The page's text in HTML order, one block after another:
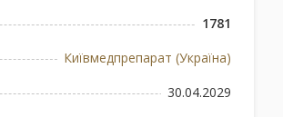
1781
Київмедпрепарат (Україна)
30.04.2029